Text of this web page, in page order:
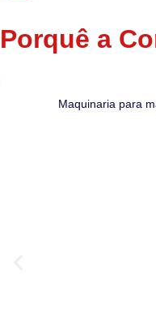
Porquê a
Maquinaria para